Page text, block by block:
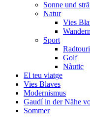
Sonne und
Natur
Vies
Wandern
Sport
Golf
Nàutic
El teu viatge
Vies Blaves
Modernismus
Gaudí in der Nähe
Sommer